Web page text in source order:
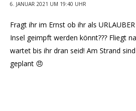
6. JANUAR 2021 UM 19:40 UHR
Fragt ihr im Ernst ob ihr als
Insel geimpft werden könnt??? Fliegt
wartet bis ihr dran seid! Am Strand
geplant 😠